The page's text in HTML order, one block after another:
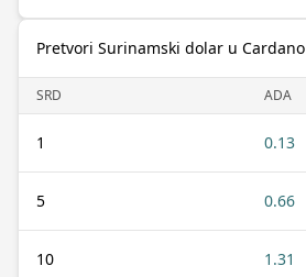
Pretvori Surinamski dolar u Cardano
SRD ADA
1 0.13
5 0.66
10 1.31